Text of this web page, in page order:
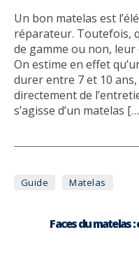
Un bon matelas est
réparateur. Toutefois,
de gamme ou non, leur
On estime en effet
durer entre 7 et 10
directement de
s’agisse d’un matelas
Guide Matelas
Faces du matelas